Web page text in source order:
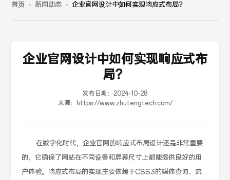
首页 - 新闻动态 - 企业官网设计中如何实现响应式布局？
企业官网设计中如何实现响应式布
局？
发布日期： 2024-10-28
来源：
https://www.zhutengtech.com/
在数字化时代，企业官网的响应式布局设计还是非常重要
的，它确保了网站在不同设备和屏幕尺寸上都能提供良好的用
户体验。响应式布局的实现主要依赖于CSS3的媒体查询、流